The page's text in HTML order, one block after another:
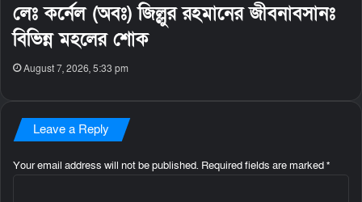
লেঃ কর্নেল (অবঃ) জিল্লুর রহমানের জীবনাবসানঃ
বিভিন্ন মহলের শোক
August 7, 2026, 5:33 pm
Leave a Reply
Your email address will not be published. Required fields are marked*